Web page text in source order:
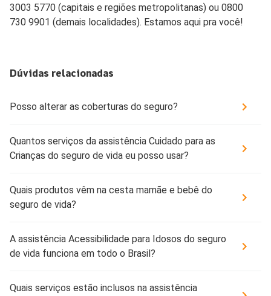
3003 5770 (capitais e regiões metropolitanas) ou 0800
730 9901 (demais localidades). Estamos aqui pra você!
Dúvidas relacionadas
Posso alterar as coberturas do seguro?
Quantos serviços da assistência Cuidado para as
Crianças do seguro de vida eu posso usar?
Quais produtos vêm na cesta mamãe e bebê do
seguro de vida?
A assistência Acessibilidade para Idosos do seguro
de vida funciona em todo o Brasil?
Quais serviços estão inclusos na assistência